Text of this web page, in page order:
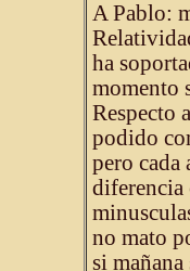
A Pablo:
ha
momento
Respecto
podido
pero cada
diferencia
no mato
si